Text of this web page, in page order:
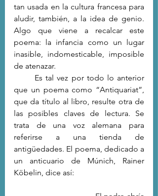
tan usada en la cultura francesa para
aludir, también, a la idea de genio.
Algo que viene a recalcar este
poema: la infancia como un lugar
inasible, indomesticable, imposible
de atenazar.
que un poema como “Antiquariat”,
que da título al libro, resulte otra de
las posibles claves de lectura. Se
trata de una voz alemana para
referirse a una tienda de
antigüedades. El poema, dedicado a
un anticuario de Múnich, Rainer
Köbelin, dice así: